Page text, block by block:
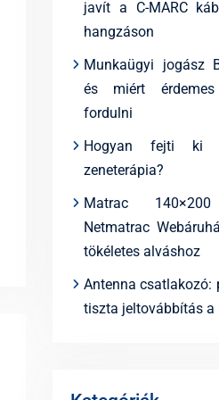
javít a C-MARC
hangzáson
Munkaügyi jogász
és miért érdemes
fordulni
Hogyan fejti ki
zeneterápia?
Matrac 140×200
Netmatrac
tökéletes alváshoz
Antenna csatlakozó:
tiszta jeltovábbítás a